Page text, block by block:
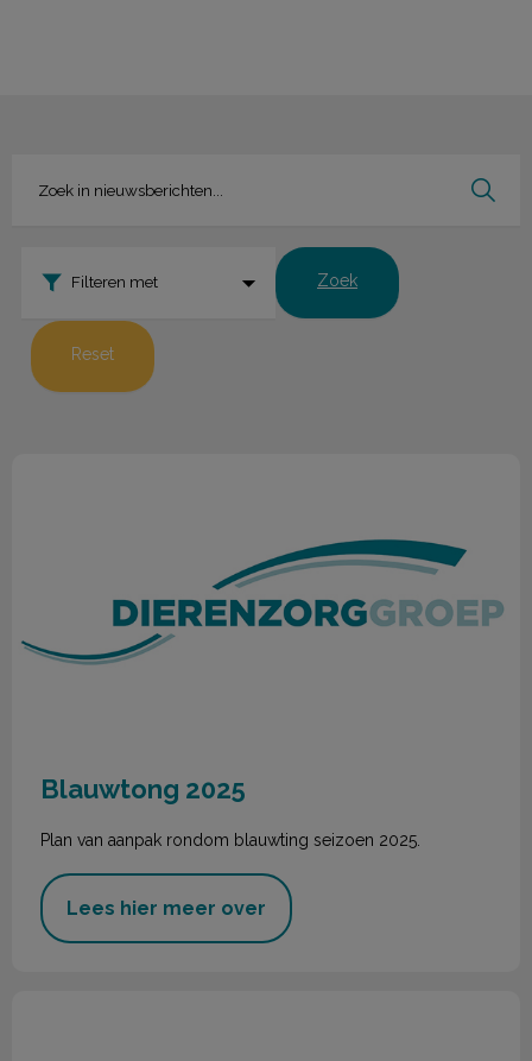
Filteren met Zoek
Reset
Blauwtong 2025
Plan van aanpak rondom blauwting seizoen 2025.
Lees hier meer over